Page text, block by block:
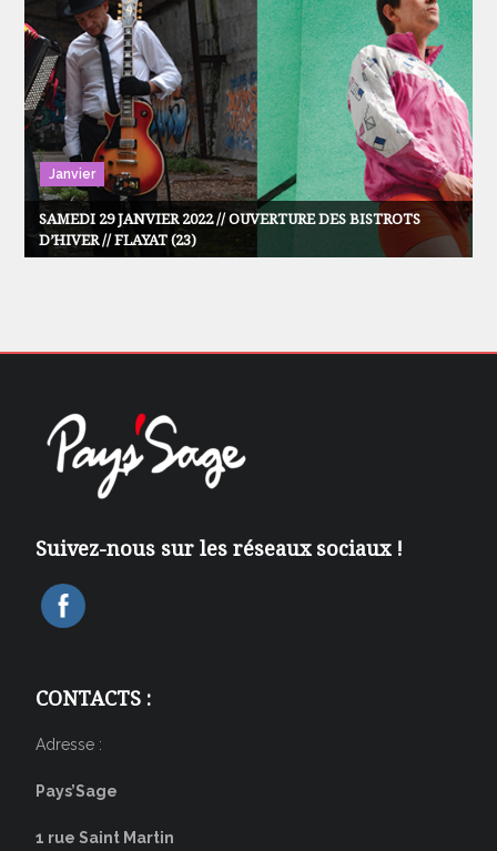
Janvier
SAMEDI 29 JANVIER 2022 // OUVERTURE DES BISTROTS
D’HIVER // FLAYAT (23)
Suivez-nous sur les réseaux sociaux !
CONTACTS :
Adresse :
Pays’Sage
1 rue Saint Martin